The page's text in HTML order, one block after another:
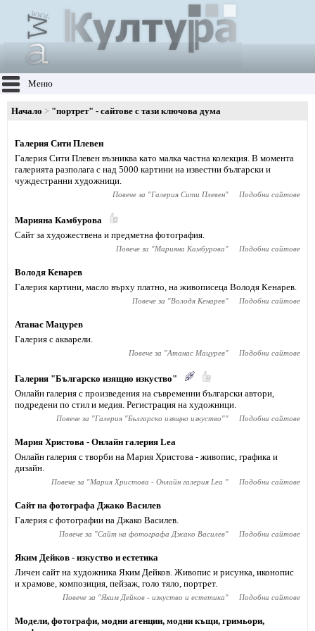
Меню
Начало "портрет" - сайтове с тази ключова дума
Галерия Сити Плевен
Галерия Сити Плевен възниква като малка частна колекция. В момента
галерията разполага с над 5000 картини на известни български и
чуждестранни художници.
Повече за "Галерия Сити Плевен" Подобни сайтове
Марияна Камбурова
Сайт за художествена и предметна фотография.
Повече за "Марияна Камбурова" Подобни сайтове
Володя Кенарев
Галерия картини, масло върху платно, на живописеца Володя Кенарев.
Повече за "Володя Кенарев" Подобни сайтове
Атанас Мацурев
Галерия с акварели.
Повече за "Атанас Мацурев" Подобни сайтове
Галерия "Българско изящно изкуство"
Онлайн галерия с произведения на съвременни български автори,
подредени по стил и медия. Регистрация на художници.
Повече за "Галерия "Българско изящно изкуство"" Подобни сайтове
Мария Христова - Онлайн галерия Lea
Онлайн галерия с творби на Мария Христова - живопис, графика и
дизайн.
Повече за "Мария Христова - Онлайн галерия Lea " Подобни сайтове
Сайт на фотографа Джако Василев
Галерия с фотографии на Джако Василев.
Повече за "Сайт на фотографа Джако Василев" Подобни сайтове
Яким Дейков - изкуство и естетика
Личен сайт на художника Яким Дейков. Живопис и рисунка, иконопис
и храмове, композиция, пейзаж, голо тяло, портрет.
Повече за "Яким Дейков - изкуство и естетика" Подобни сайтове
Модели, фотографи, модни агенции, модни къщи, гримьори,